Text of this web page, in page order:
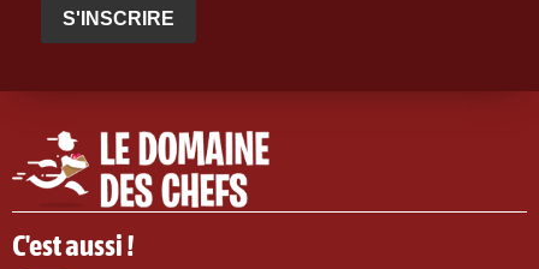
S'INSCRIRE
C'est aussi !